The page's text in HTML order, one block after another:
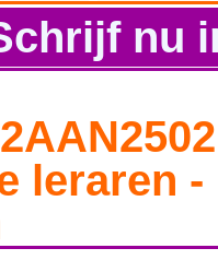
nu
leraren -